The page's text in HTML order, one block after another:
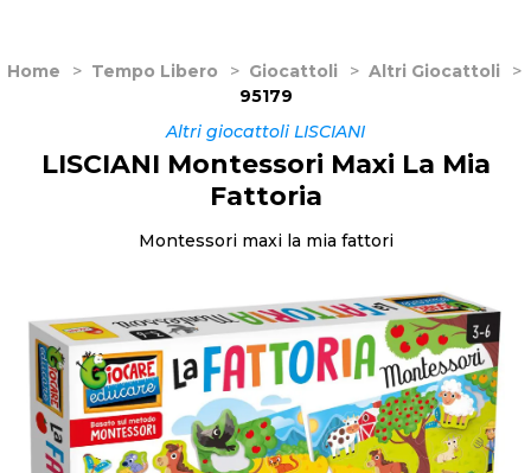
Home > Tempo Libero > Giocattoli > Altri Giocattoli
>
95179
Altri giocattoli LISCIANI
LISCIANI Montessori Maxi La Mia
Fattoria
Montessori maxi la mia fattori